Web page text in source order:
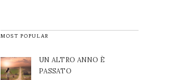
MOST POPULAR
UN ALTRO ANNO È
PASSATO